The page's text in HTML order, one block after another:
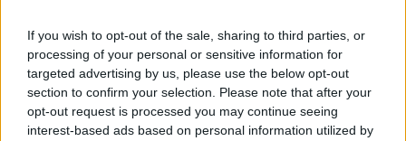
If you wish to opt-out of the sale, sharing to third parties, or
processing of your personal or sensitive information for
targeted advertising by us, please use the below opt-out
section to confirm your selection. Please note that after your
opt-out request is processed you may continue seeing
interest-based ads based on personal information utilized by